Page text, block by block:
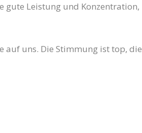
gute Leistung und Konzentration,
auf uns. Die Stimmung ist top, die